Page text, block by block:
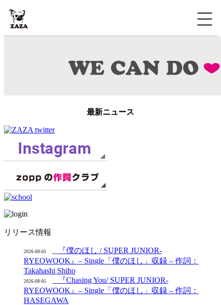
最新ニュース
リリース情報
2026-08-05
『僕のほし / SUPER JUNIOR-
RYEOWOOK』– Single「僕のほし」収録 – 作詞：
Takahashi Shiho
2026-08-05
『Chasing You/ SUPER JUNIOR-
RYEOWOOK』– Single「僕のほし」収録 – 作詞：
HASEGAWA